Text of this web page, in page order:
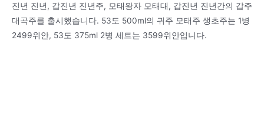
진년 진년, 갑진년 진년주, 모태왕자 모태대, 갑진년 진년간의 갑주
대곡주를 출시했습니다. 53도 500ml의 귀주 모태주 생초주는 1병
2499위안, 53도 375ml 2병 세트는 3599위안입니다.